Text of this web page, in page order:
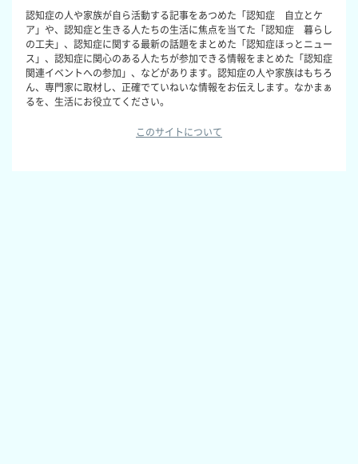
認知症の人や家族が自ら活動する記事をあつめた「認知症 自立とケ
ア」や、認知症と生きる人たちの生活に焦点を当てた「認知症 暮らし
の工夫」、認知症に関する最新の話題をまとめた「認知症ほっとニュー
ス」、認知症に関心のある人たちが参加できる情報をまとめた「認知症
関連イベントへの参加」、などがあります。認知症の人や家族はもちろ
ん、専門家に取材し、正確でていねいな情報をお伝えします。なかまぁ
るを、生活にお役立てください。
このサイトについて